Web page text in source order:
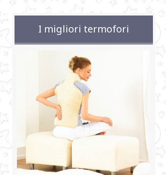
I migliori termofori